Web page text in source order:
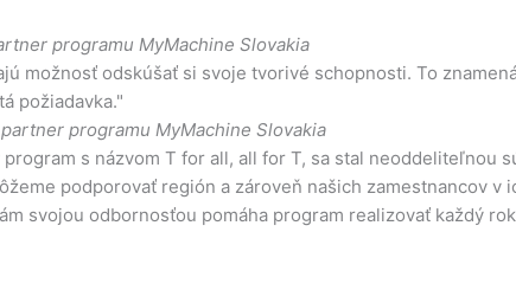
programu MyMachine Slovakia
možnosť odskúšať si svoje tvorivé schopnosti. To
požiadavka."
programu MyMachine Slovakia
s názvom T for all, all for T, sa stal neoddeliteľnou
podporovať región a zároveň našich zamestnancov v
svojou odbornosťou pomáha program realizovať každý